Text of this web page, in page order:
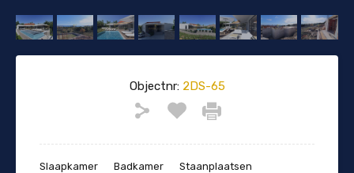
Objectnr:2DS-65
Slaapkamer Badkamer Staanplaatsen